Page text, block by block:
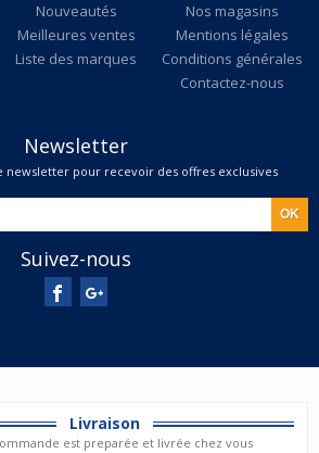
Nouveautés
Meilleures ventes
Liste des marques
Nos magasins
Mentions légales
Conditions générales
Contactez-nous
Newsletter
newsletter pour recevoir des offres exclusives
Suivez-nous
Livraison
est preparée et livrée chez vous